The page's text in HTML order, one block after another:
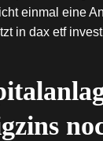
einmal eine
in dax etf